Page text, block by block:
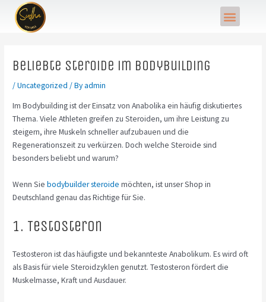
content
Menu
Beliebte Steroide im Bodybuilding
/Uncategorized / Byadmin
Im Bodybuilding ist der Einsatz von Anabolika ein häufig diskutiertes
Thema. Viele Athleten greifen zu Steroiden, um ihre Leistung zu
steigern, ihre Muskeln schneller aufzubauen und die
Regenerationszeit zu verkürzen. Doch welche Steroide sind
besonders beliebt und warum?
Wenn Siebodybuilder steroide möchten, ist unser Shop in
Deutschland genau das Richtige für Sie.
1. Testosteron
Testosteron ist das häufigste und bekannteste Anabolikum. Es wird oft
als Basis für viele Steroidzyklen genutzt. Testosteron fördert die
Muskelmasse, Kraft und Ausdauer.
Post
navigation